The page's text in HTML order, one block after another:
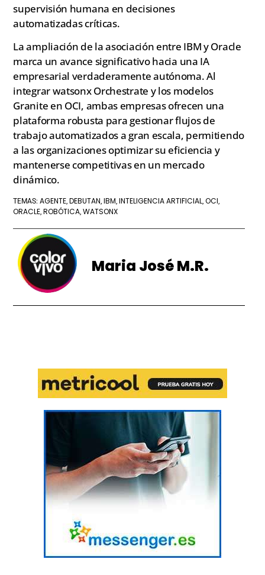
supervisión humana en decisiones
automatizadas críticas.
La ampliación de la asociación entre IBM y Oracle
marca un avance significativo hacia una IA
empresarial verdaderamente autónoma. Al
integrar watsonx Orchestrate y los modelos
Granite en OCI, ambas empresas ofrecen una
plataforma robusta para gestionar flujos de
trabajo automatizados a gran escala, permitiendo
a las organizaciones optimizar su eficiencia y
mantenerse competitivas en un mercado
dinámico.
TEMAS:AGENTE ,DEBUTAN ,IBM ,INTELIGENCIA ARTIFICIAL ,OCI
ORACLE ,ROBÓTICA ,WATSONX
Maria José M.R.